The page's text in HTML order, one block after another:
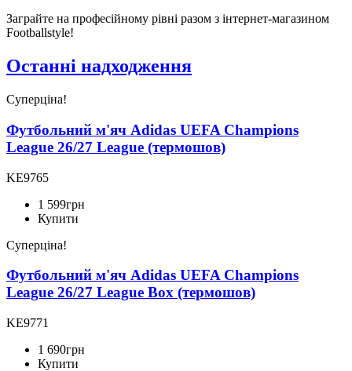
Заграйте на професійному рівні разом з інтернет-магазином
Footballstyle!
Останні надходження
Суперціна!
Футбольний м'яч Adidas UEFA Champions
League 26/27 League (термошов)
KE9765
1 599грн
Купити
Суперціна!
Футбольний м'яч Adidas UEFA Champions
League 26/27 League Box (термошов)
KE9771
1 690грн
Купити